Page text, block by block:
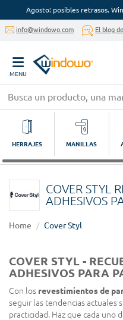
Agosto: posibles retrasos.
info@windowo.com El blog
MENU
HERRAJES MANILLAS
COVER STYL
ADHESIVOS
Home Cover Styl
COVER STYL -
ADHESIVOS PARA
Con los revestimientos de
seguir las tendencias actuales
practicidad. Haz que cada uno